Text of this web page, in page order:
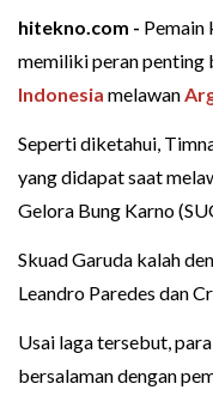
hitekno.com - Pemain
memiliki peran penting
Indonesia melawan
Seperti diketahui,
yang didapat saat
Gelora Bung Karno
Skuad Garuda kalah
Leandro Paredes dan
Usai laga tersebut,
bersalaman dengan